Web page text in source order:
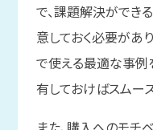
で、課題解決ができ
意しておく必要があ
で使える最適な事例
有しておけばスムー